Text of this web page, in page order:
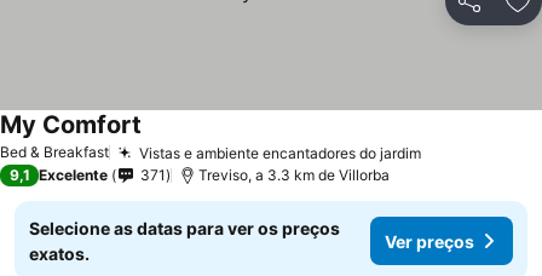
Partilhar
Bed & Breakfast Vistas e ambiente encantadores do jardimVer preços
My Comfort
9,1 Excelente 371 Treviso, a 3.3 km de Villorba
Selecione as datas para ver os preços
exatos.
Ver preços